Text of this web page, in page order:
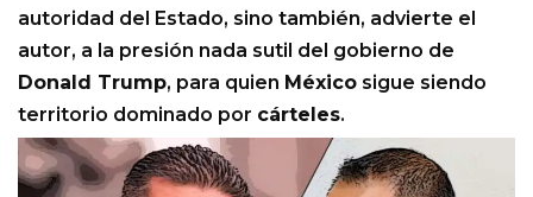
autoridad del Estado, sino también, advierte el
autor, a la presión nada sutil del gobierno de
Donald Trump, para quien México sigue siendo
territorio dominado por cárteles.